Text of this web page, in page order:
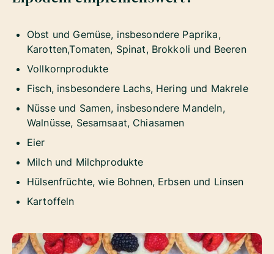
Obst und Gemüse, insbesondere Paprika,
Karotten,Tomaten, Spinat, Brokkoli und Beeren
Vollkornprodukte
Fisch, insbesondere Lachs, Hering und Makrele
Nüsse und Samen, insbesondere Mandeln,
Walnüsse, Sesamsaat, Chiasamen
Eier
Milch und Milchprodukte
Hülsenfrüchte, wie Bohnen, Erbsen und Linsen
Kartoffeln